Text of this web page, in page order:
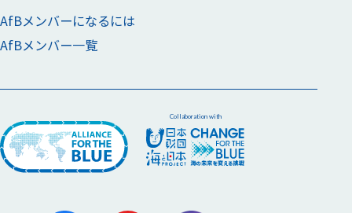
AfBメンバーになるには
AfBメンバー一覧
Collaboration with